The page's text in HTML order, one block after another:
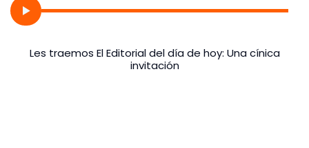
Les traemos El Editorial del día de hoy: Una cínica
invitación